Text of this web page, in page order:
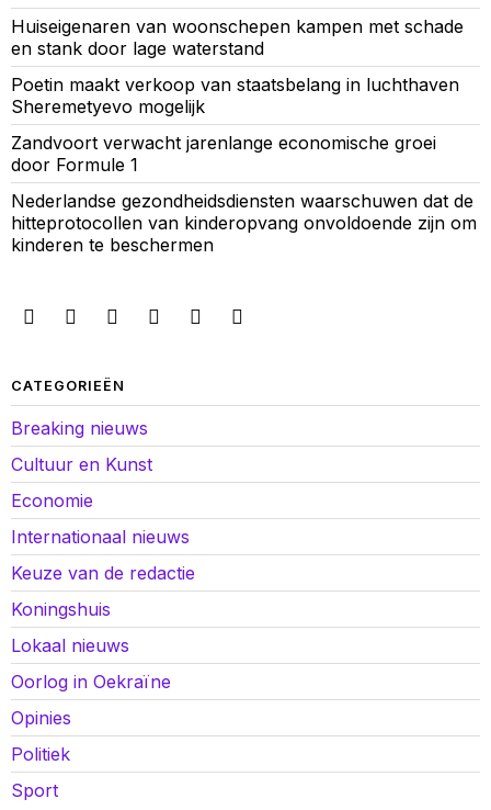
Huiseigenaren van woonschepen kampen met schade
en stank door lage waterstand
Poetin maakt verkoop van staatsbelang in luchthaven
Sheremetyevo mogelijk
Zandvoort verwacht jarenlange economische groei
door Formule 1
Nederlandse gezondheidsdiensten waarschuwen dat de
hitteprotocollen van kinderopvang onvoldoende zijn om
kinderen te beschermen
CATEGORIEËN
Breaking nieuws
Cultuur en Kunst
Economie
Internationaal nieuws
Keuze van de redactie
Koningshuis
Lokaal nieuws
Oorlog in Oekraïne
Opinies
Politiek
Sport